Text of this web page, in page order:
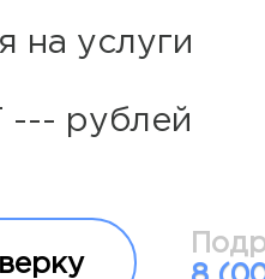
на услуги
--- рублей